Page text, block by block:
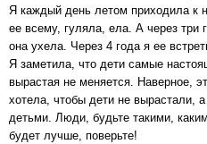
Я каждый день летом приходила к
ее всему, гуляла, ела. А через три
она ухела. Через 4 года я ее
Я заметила, что дети самые
вырастая не меняется. Наверное,
хотела, чтобы дети не вырастали,
детьми. Люди, будьте такими,
будет лучше, поверьте!